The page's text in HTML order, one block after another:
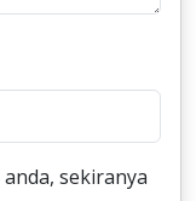
sekiranya